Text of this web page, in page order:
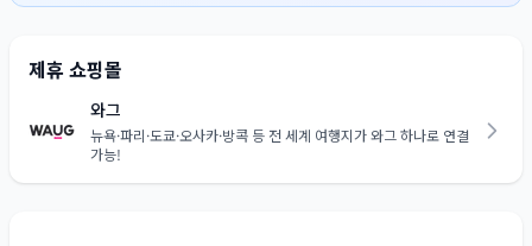
제휴 쇼핑몰
와그
뉴욕·파리·도쿄·오사카·방콕 등 전 세계 여행지가 와그 하나로 연결
가능!